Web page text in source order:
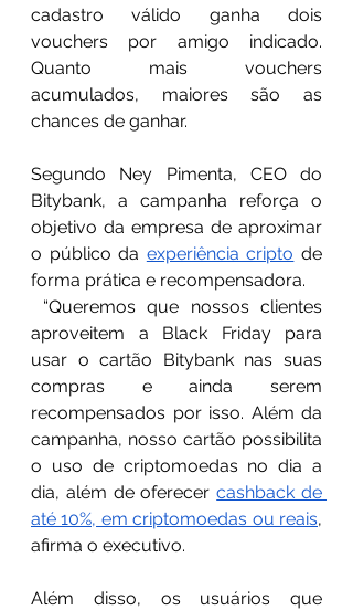
cadastro válido ganha dois
vouchers por amigo indicado.
Quanto mais vouchers
acumulados, maiores são as
chances de ganhar.
Segundo Ney Pimenta, CEO do
Bitybank, a campanha reforça o
objetivo da empresa de aproximar
o público da experiência cripto de
forma prática e recompensadora.
“Queremos que nossos clientes
aproveitem a Black Friday para
usar o cartão Bitybank nas suas
compras e ainda serem
recompensados por isso. Além da
campanha, nosso cartão possibilita
o uso de criptomoedas no dia a
dia, além de oferecer cashback de
até 10%, em criptomoedas ou reais,
afirma o executivo.
Além disso, os usuários que